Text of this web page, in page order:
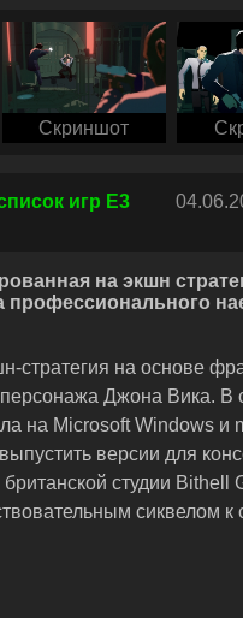
Скриншот
игр E3
на экшн
профессионального
стратегия на основе
Джона Вика. В
на Microsoft Windows и
версии для
студии Bithell
сиквелом к